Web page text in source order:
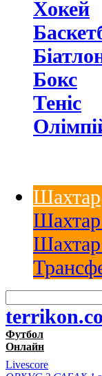
Хокей
Бокс
Теніс
Шахтар
Шахтар
Футбол
Онлайн
Livescore